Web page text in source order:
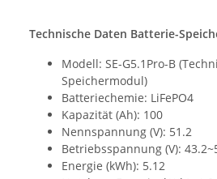
Technische Daten Batterie-
Modell: SE-G5.1Pro-B
Speichermodul)
Batteriechemie: LiFePO4
Kapazität (Ah): 100
Nennspannung (V): 51.2
Betriebsspannung (V):
Energie (kWh): 5.12